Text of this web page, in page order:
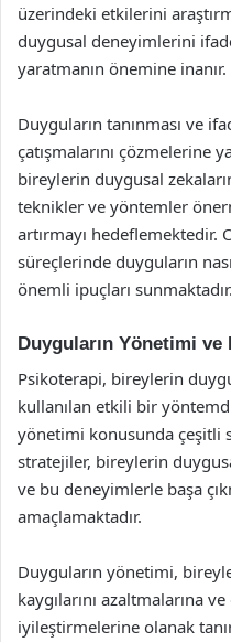
üzerindeki etkilerini
duygusal deneyimlerini
yaratmanın önemine inanır.
Duyguların tanınması ve
çatışmalarını çözmelerine
bireylerin duygusal
teknikler ve yöntemler
artırmayı hedeflemektedir.
süreçlerinde duyguların
önemli ipuçları sunmaktadır.
Duyguların Yönetimi ve
Psikoterapi, bireylerin
kullanılan etkili bir
yönetimi konusunda çeşitli
stratejiler, bireylerin
ve bu deneyimlerle başa
amaçlamaktadır.
Duyguların yönetimi,
kaygılarını azaltmalarına
iyileştirmelerine olanak